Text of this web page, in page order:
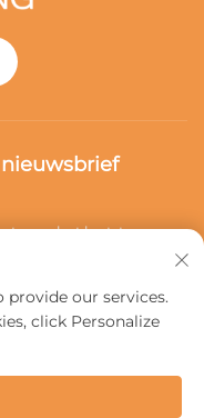
het laatste
provide our services.
click Personalize